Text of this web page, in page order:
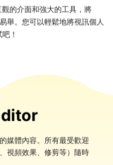
的介面和強大的工具，將
舉。您可以輕鬆地將視訊個人
！
媒體內容。所有最受歡迎
視頻效果、修剪等）隨時